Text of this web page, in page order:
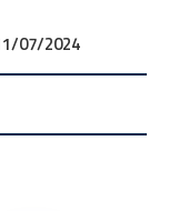
07/2024 00:00:00